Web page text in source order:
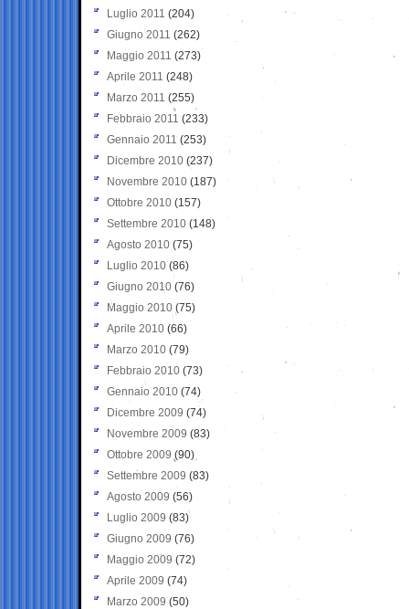
Luglio 2011 (204)
Giugno 2011 (262)
Maggio 2011 (273)
Aprile 2011 (248)
Marzo 2011 (255)
Febbraio 2011 (233)
Gennaio 2011 (253)
Dicembre 2010 (237)
Novembre 2010 (187)
Ottobre 2010 (157)
Settembre 2010 (148)
Agosto 2010 (75)
Luglio 2010 (86)
Giugno 2010 (76)
Maggio 2010 (75)
Aprile 2010 (66)
Marzo 2010 (79)
Febbraio 2010 (73)
Gennaio 2010 (74)
Dicembre 2009 (74)
Novembre 2009 (83)
Ottobre 2009 (90)
Settembre 2009 (83)
Agosto 2009 (56)
Luglio 2009 (83)
Giugno 2009 (76)
Maggio 2009 (72)
Aprile 2009 (74)
Marzo 2009 (50)